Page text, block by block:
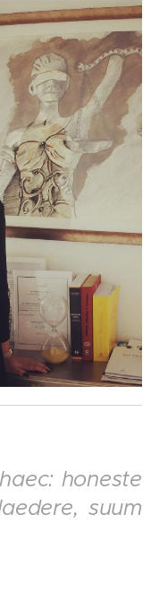
honeste
suum